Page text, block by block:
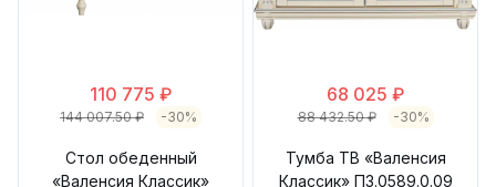
110 775 ₽
144 007.50 ₽ -30%
Стол обеденный
«Валенсия Классик»
68 025 ₽
88 432.50 ₽ -30%
Тумба ТВ «Валенсия
Классик» П3.0589.0.09